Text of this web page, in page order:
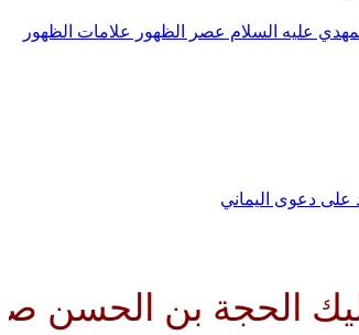
عليه السلام عصر الظهور
علامات الظهور
على دعوى اليماني
الحسن صلواتك